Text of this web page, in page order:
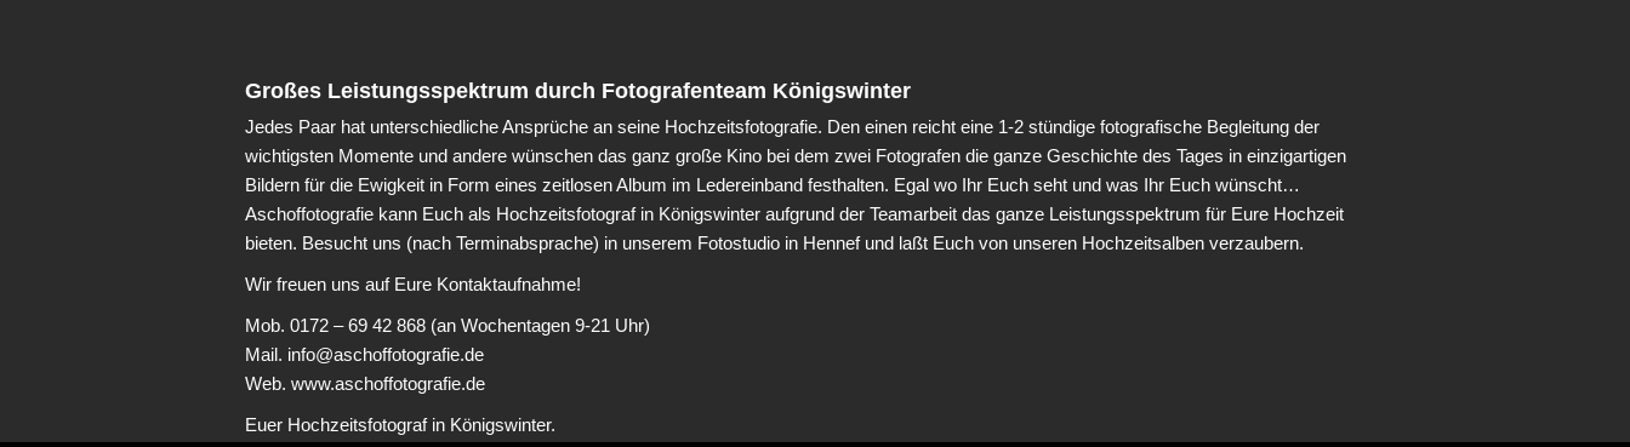
Großes Leistungsspektrum durch Fotografenteam Königswinter
Jedes Paar hat unterschiedliche Ansprüche an seine Hochzeitsfotografie. Den einen reicht eine 1-2 stündige fotografische Begleitung der
wichtigsten Momente und andere wünschen das ganz große Kino bei dem zwei Fotografen die ganze Geschichte des Tages in einzigartigen
Bildern für die Ewigkeit in Form eines zeitlosen Album im Ledereinband festhalten. Egal wo Ihr Euch seht und was Ihr Euch wünscht…
Aschoffotografie kann Euch als Hochzeitsfotograf in Königswinter aufgrund der Teamarbeit das ganze Leistungsspektrum für Eure Hochzeit
bieten. Besucht uns (nach Terminabsprache) in unserem Fotostudio in Hennef und laßt Euch von unseren Hochzeitsalben verzaubern.
Wir freuen uns auf Eure Kontaktaufnahme!
Mob. 0172 – 69 42 868 (an Wochentagen 9-21 Uhr)
Mail. info@aschoffotografie.de
Web. www.aschoffotografie.de
Euer Hochzeitsfotograf in Königswinter.